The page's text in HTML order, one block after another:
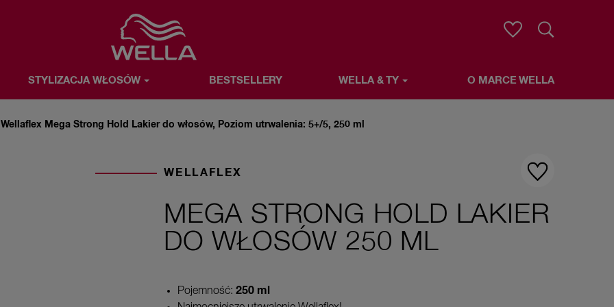
Favorite
STYLIZACJA WŁOSÓW BESTSELLERY WELLA & TY O MARCE WELLA
Wellaflex Mega Strong Hold Lakier do włosów, Poziom utrwalenia: 5+/5, 250 ml
WELLAFLEX
MEGA STRONG HOLD LAKIER
DO WŁOSÓW 250 ML
Pojemność: 250 ml